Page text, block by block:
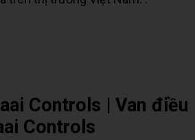
Controls | Van điều
Controls